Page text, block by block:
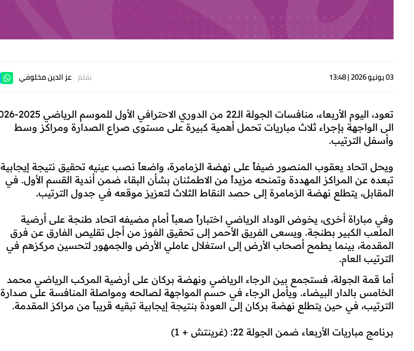
03 يونيو 2026 | 13:48 بقلم عز الدين مخلوفي
الى الواجهة بإجراء ثلاث مباريات تحمل أهمية كبيرة على مستوى صراع الصدارة ومراكز وسط
وأسفل الترتيب.
ويحل اتحاد يعقوب المنصور ضيفاً على نهضة الزمامرة، واضعاً نصب عينيه تحقيق نتيجة إيجابية
تبعده عن المراكز المهددة وتمنحه مزيداً من الاطمئنان بشأن البقاء ضمن أندية القسم الأول. في
المقابل، يتطلع نهضة الزمامرة إلى حصد النقاط الثلاث لتعزيز موقعه في جدول الترتيب.
وفي مباراة أخرى، يخوض الوداد الرياضي اختباراً صعباً أمام مضيفه اتحاد طنجة على أرضية
الملعب الكبير بطنجة. ويسعى الفريق الأحمر إلى تحقيق الفوز من أجل تقليص الفارق عن فرق
المقدمة، بينما يطمح أصحاب الأرض إلى استغلال عاملي الأرض والجمهور لتحسين مركزهم في
الترتيب العام.
أما قمة الجولة، فستجمع بين الرجاء الرياضي ونهضة بركان على أرضية المركب الرياضي محمد
الخامس بالدار البيضاء. ويأمل الرجاء في حسم المواجهة لصالحه ومواصلة المنافسة على صدارة
الترتيب، في حين يتطلع نهضة بركان إلى العودة بنتيجة إيجابية تبقيه قريباً من مراكز المقدمة.
برنامج مباريات الأربعاء ضمن الجولة 22: (غرينتش + 1)